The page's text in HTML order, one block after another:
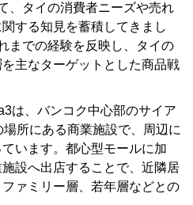
、タイの消費者ニーズや売れ
する知見を蓄積してきまし
までの経験を反映し、タイの
主なターゲットとした商品戦
は、バンコク中心部のサイア
所にある商業施設で、周辺に
います。都心型モールに加
設へ出店することで、近隣居
ァミリー層、若年層などとの